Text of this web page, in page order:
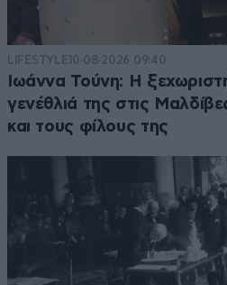
LIFESTYLE10·08·2026 09:40
Ιωάννα Τούνη: Η
γενέθλιά της στις
και τους φίλους της